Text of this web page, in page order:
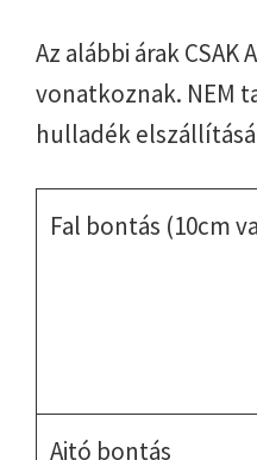
Az alábbi árak CSAK
vonatkoznak. NEM
hulladék
Fal bontás (10cm
Ajtó bontás